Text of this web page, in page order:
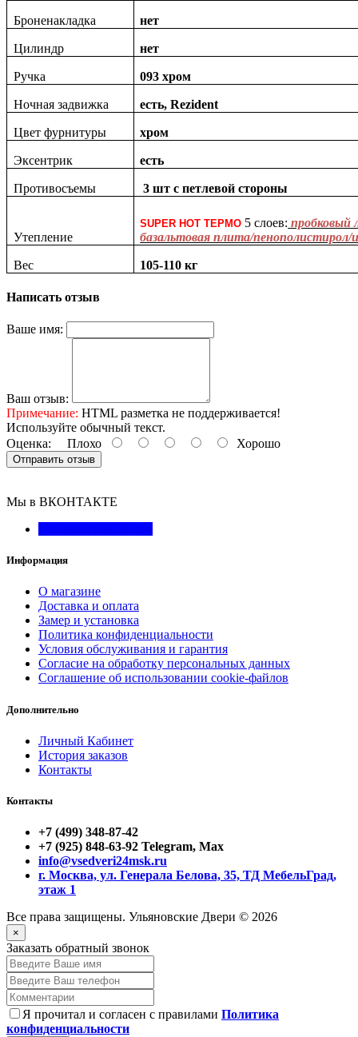
Броненакладка нет
Цилиндр нет
Ручка 093 хром
Ночная задвижка есть, Rezident
Цвет фурнитуры хром
Эксентрик есть
Противосъемы 3 шт с петлевой стороны
Утепление
SUPER НОТ ТЕРМО 5 слоев: пробковый
базальтовая плита/пенополистирол/
Вес 105-110 кг
Написать отзыв
Ваше имя:
Ваш отзыв:
Примечание: HTML разметка не поддерживается!
Используйте обычный текст.
Оценка: Плохо Хорошо
Отправить отзыв
Мы в ВКОНТАКТЕ
Информация
О магазине
Доставка и оплата
Замер и установка
Политика конфиденциальности
Условия обслуживания и гарантия
Согласие на обработку персональных данных
Соглашение об использовании cookie-файлов
Дополнительно
Личный Кабинет
История заказов
Контакты
Контакты
+7 (499) 348-87-42
+7 (925) 848-63-92 Telegram, Max
info@vsedveri24msk.ru
г. Москва, ул. Генерала Белова, 35, ТД МебельГрад,
этаж 1
Все права защищены. Ульяновские Двери © 2026
×
Заказать обратный звонок
Я прочитал и согласен с правилами Политика
конфиденциальности